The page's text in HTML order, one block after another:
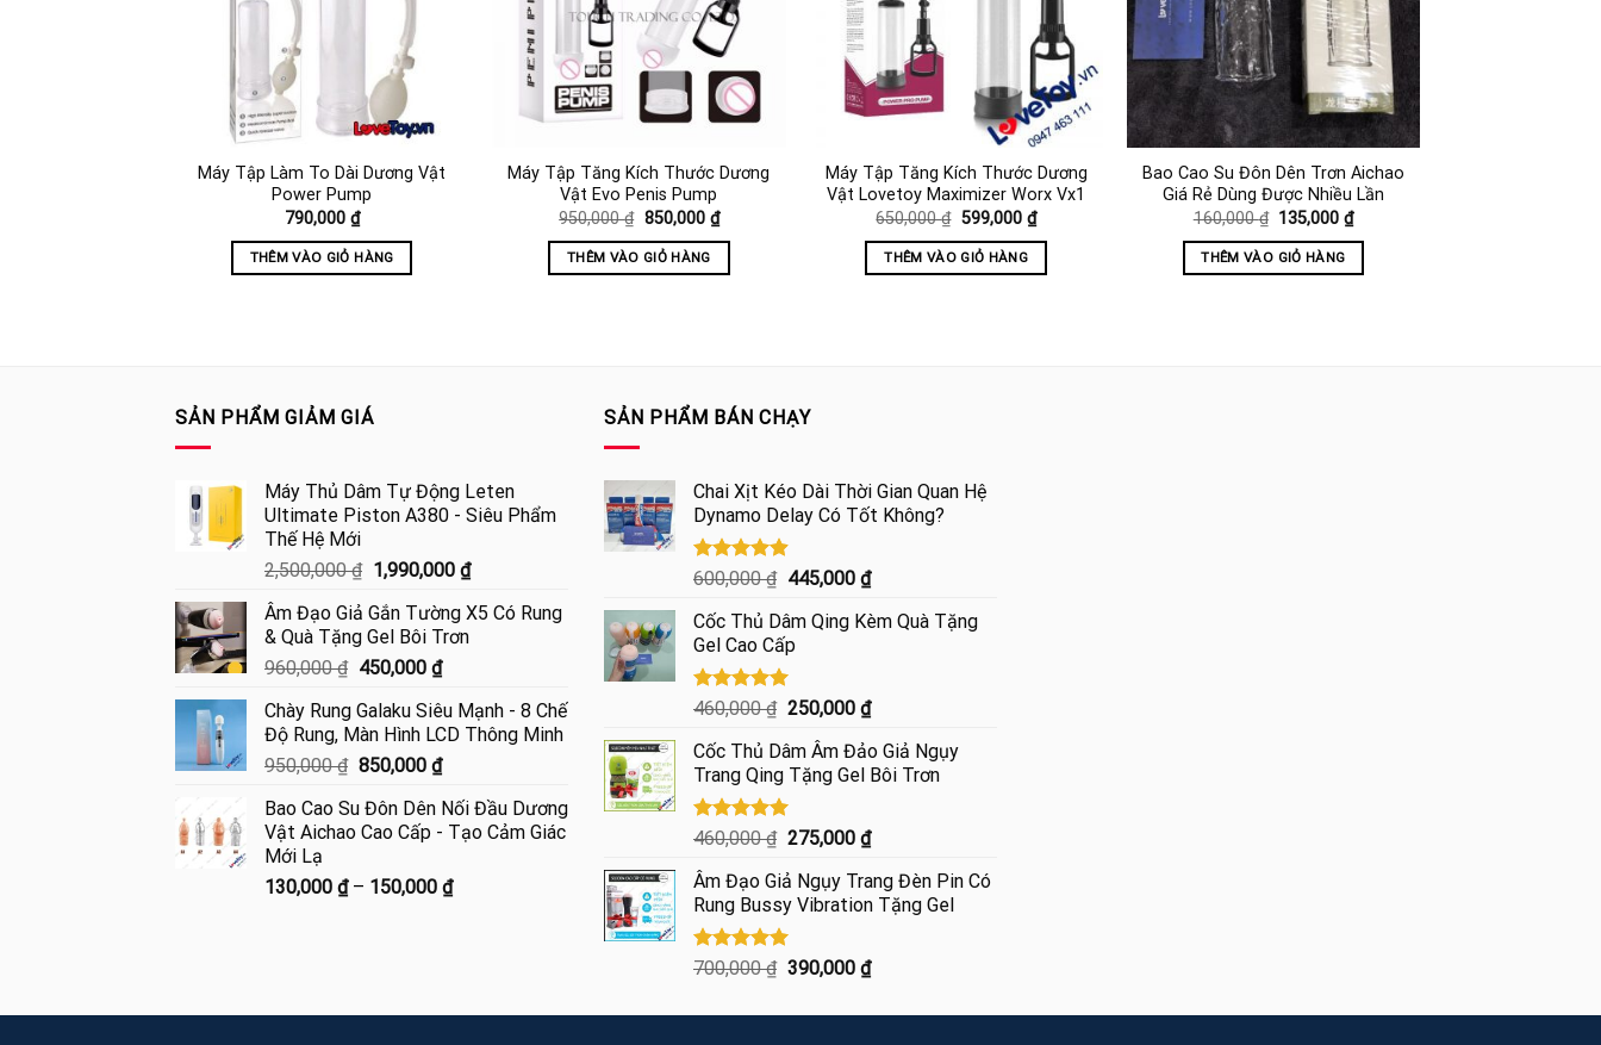
Máy Tập Làm To Dài Dương Vật
Power Pump
790,000 ₫
THÊM VÀO GIỎ HÀNG
Máy Tập Tăng Kích Thước Dương
Vật Evo Penis Pump
950,000₫ Giá
là:
950,000 ₫.
850,000 ₫Giá
hiện
THÊM VÀO GIỎ HÀNG
Máy Tập Tăng Kích Thước Dương
Vật Lovetoy Maximizer Worx Vx1
650,000₫ Giá
là:
650,000 ₫.
599,000 ₫Giá
hiện
THÊM VÀO GIỎ HÀNG
Bao Cao Su Đôn Dên Trơn Aichao
Giá Rẻ Dùng Được Nhiều Lần
160,000₫ Giá
là:
160,000 ₫.
135,000₫Giá
hiện
THÊM VÀO GIỎ HÀNG
SẢN PHẨM GIẢM GIÁ
Máy Thủ Dâm Tự Động Leten
Ultimate Piston A380 - Siêu Phẩm
Thế Hệ Mới
2,500,000₫ Giá
là:
2,500,000 ₫.
1,990,000 ₫Giá
tại
là:
Âm Đạo Giả Gắn Tường X5 Có Rung
& Quà Tặng Gel Bôi Trơn
960,000₫ Giá
là:
960,000 ₫.
450,000 ₫Giá
tại
là:
450,000 ₫.
Chày Rung Galaku Siêu Mạnh - 8 Chế
Độ Rung, Màn Hình LCD Thông Minh
950,000₫ Giá
là:
950,000 ₫.
850,000 ₫Giá
tại
là:
Bao Cao Su Đôn Dên Nối Đầu Dương
Vật Aichao Cao Cấp - Tạo Cảm Giác
Mới Lạ
130,000 ₫ – 150,000 ₫Khoảng
150,000 ₫
SẢN PHẨM BÁN CHẠY
Chai Xịt Kéo Dài Thời Gian Quan Hệ
Dynamo Delay Có Tốt Không?
Được xếp
4.85
5 sao
600,000₫ Giá
là:
600,000 ₫.
445,000 ₫Giá
tại
Cốc Thủ Dâm Qing Kèm Quà Tặng
Gel Cao Cấp
Được xếp
5.00
5 sao
460,000₫ Giá
là:
460,000 ₫.
250,000 ₫Giá
tại
là:
Cốc Thủ Dâm Âm Đảo Giả Ngụy
Trang Qing Tặng Gel Bôi Trơn
Được xếp
5.00
5 sao
460,000₫ Giá
là:
460,000 ₫.
275,000 ₫Giá
tại
là:
Âm Đạo Giả Ngụy Trang Đèn Pin Có
Rung Bussy Vibration Tặng Gel
Được xếp
5.00
700,000₫ Giá
là:
390,000 ₫Giá
tại